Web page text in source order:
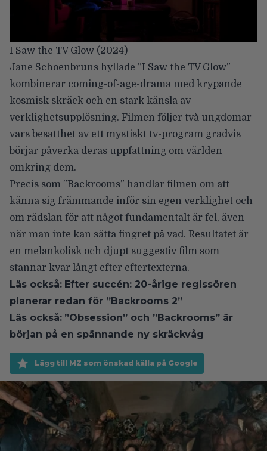
I Saw the TV Glow (2024)
Jane Schoenbruns hyllade ”I Saw the TV Glow”
kombinerar coming-of-age-drama med krypande
kosmisk skräck och en stark känsla av
verklighetsupplösning. Filmen följer två ungdomar
vars besatthet av ett mystiskt tv-program gradvis
börjar påverka deras uppfattning om världen
omkring dem.
Precis som ”Backrooms” handlar filmen om att
känna sig främmande inför sin egen verklighet och
om rädslan för att något fundamentalt är fel, även
när man inte kan sätta fingret på vad. Resultatet är
en melankolisk och djupt suggestiv film som
stannar kvar långt efter eftertexterna.
Läs också: Efter succén: 20-årige regissören
planerar redan för ”Backrooms 2”
Läs också: ”Obsession” och ”Backrooms” är
början på en spännande ny skräckvåg
Lägg till MZ som önskad källa på Google